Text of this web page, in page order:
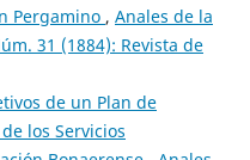
Pergamino , Anales de la
31 (1884): Revista de
de un Plan de
los Servicios